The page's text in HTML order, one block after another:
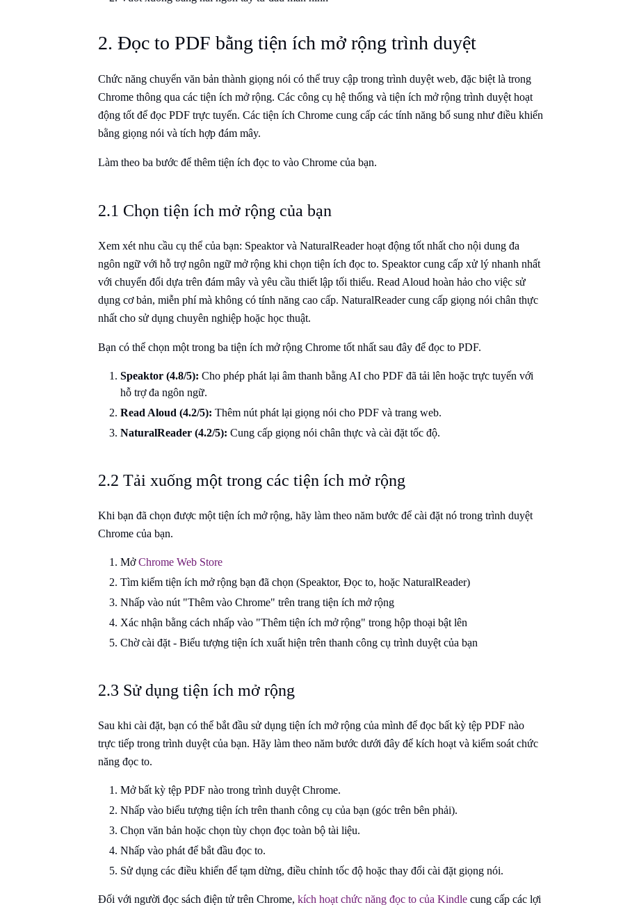
2. Đọc to PDF bằng tiện ích mở rộng trình duyệt
Chức năng chuyển văn bản thành giọng nói có thể truy cập trong trình duyệt web, đặc biệt là trong
Chrome thông qua các tiện ích mở rộng. Các công cụ hệ thống và tiện ích mở rộng trình duyệt hoạt
động tốt để đọc PDF trực tuyến. Các tiện ích Chrome cung cấp các tính năng bổ sung như điều khiển
bằng giọng nói và tích hợp đám mây.
Làm theo ba bước để thêm tiện ích đọc to vào Chrome của bạn.
2.1 Chọn tiện ích mở rộng của bạn
Xem xét nhu cầu cụ thể của bạn: Speaktor và NaturalReader hoạt động tốt nhất cho nội dung đa
ngôn ngữ với hỗ trợ ngôn ngữ mở rộng khi chọn tiện ích đọc to. Speaktor cung cấp xử lý nhanh nhất
với chuyển đổi dựa trên đám mây và yêu cầu thiết lập tối thiểu. Read Aloud hoàn hảo cho việc sử
dụng cơ bản, miễn phí mà không có tính năng cao cấp. NaturalReader cung cấp giọng nói chân thực
nhất cho sử dụng chuyên nghiệp hoặc học thuật.
Bạn có thể chọn một trong ba tiện ích mở rộng Chrome tốt nhất sau đây để đọc to PDF.
Speaktor (4.8/5): Cho phép phát lại âm thanh bằng AI cho PDF đã tải lên hoặc trực tuyến với
hỗ trợ đa ngôn ngữ.
Read Aloud (4.2/5): Thêm nút phát lại giọng nói cho PDF và trang web.
NaturalReader (4.2/5): Cung cấp giọng nói chân thực và cài đặt tốc độ.
2.2 Tải xuống một trong các tiện ích mở rộng
Khi bạn đã chọn được một tiện ích mở rộng, hãy làm theo năm bước để cài đặt nó trong trình duyệt
Chrome của bạn.
MởChrome Web Store
Tìm kiếm tiện ích mở rộng bạn đã chọn (Speaktor, Đọc to, hoặc NaturalReader)
Nhấp vào nút "Thêm vào Chrome" trên trang tiện ích mở rộng
Xác nhận bằng cách nhấp vào "Thêm tiện ích mở rộng" trong hộp thoại bật lên
Chờ cài đặt - Biểu tượng tiện ích xuất hiện trên thanh công cụ trình duyệt của bạn
2.3 Sử dụng tiện ích mở rộng
Sau khi cài đặt, bạn có thể bắt đầu sử dụng tiện ích mở rộng của mình để đọc bất kỳ tệp PDF nào
trực tiếp trong trình duyệt của bạn. Hãy làm theo năm bước dưới đây để kích hoạt và kiểm soát chức
năng đọc to.
Mở bất kỳ tệp PDF nào trong trình duyệt Chrome.
Nhấp vào biểu tượng tiện ích trên thanh công cụ của bạn (góc trên bên phải).
Chọn văn bản hoặc chọn tùy chọn đọc toàn bộ tài liệu.
Nhấp vào phát để bắt đầu đọc to.
Sử dụng các điều khiển để tạm dừng, điều chỉnh tốc độ hoặc thay đổi cài đặt giọng nói.
Đối với người đọc sách điện tử trên Chrome, kích hoạt chức năng đọc to của Kindle cung cấp các lợi